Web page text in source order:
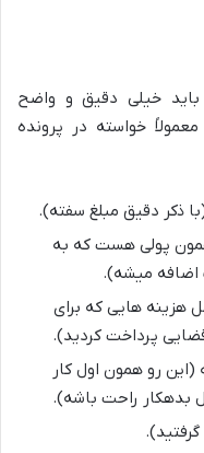
خیلی دقیق و واضح
خواسته در پرونده
پولی هست که به
اضافه میشه).
هزینه هایی که برای
پرداخت کردید).
رو همون اول کار
بدهکار راحت باشه).